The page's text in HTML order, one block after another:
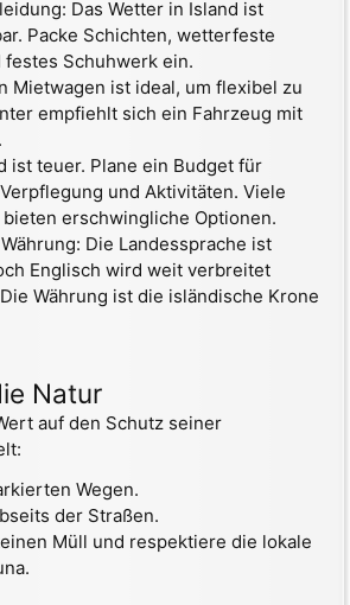
Das Wetter in Island ist
Packe Schichten, wetterfeste
festes Schuhwerk ein.
Mietwagen ist ideal, um flexibel zu
empfiehlt sich ein Fahrzeug mit
ist teuer. Plane ein Budget für
und Aktivitäten. Viele
erschwingliche Optionen.
Die Landessprache ist
Englisch wird weit verbreitet
Währung ist die isländische Krone
Natur
auf den Schutz seiner
Wegen.
der Straßen.
Müll und respektiere die lokale